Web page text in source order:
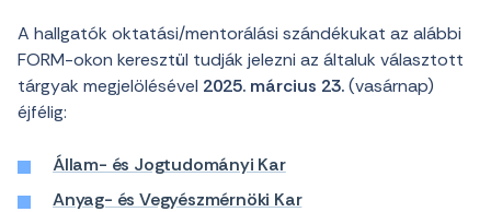
A hallgatók oktatási/mentorálási szándékukat az alábbi
FORM-okon keresztül tudják jelezni az általuk választott
tárgyak megjelölésével 2025. március 23.(vasárnap)
éjfélig:
Állam- és Jogtudományi Kar
Anyag- és Vegyészmérnöki Kar